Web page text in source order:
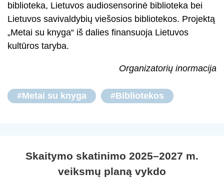
biblioteka, Lietuvos audiosensorinė biblioteka bei
Lietuvos savivaldybių viešosios bibliotekos. Projektą
„Metai su knyga“ iš dalies finansuoja Lietuvos
kultūros taryba.
Organizatorių inormacija
#Metai su knyga #Bibliotekos
Skaitymo skatinimo 2025–2027 m.
veiksmų planą vykdo